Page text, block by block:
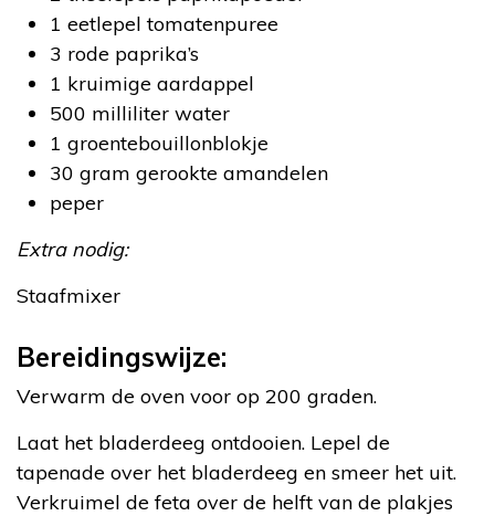
1 eetlepel tomatenpuree
3 rode paprika’s
1 kruimige aardappel
500 milliliter water
1 groentebouillonblokje
30 gram gerookte amandelen
peper
Extra nodig:
Staafmixer
Bereidingswijze:
Verwarm de oven voor op 200 graden.
Laat het bladerdeeg ontdooien. Lepel de
tapenade over het bladerdeeg en smeer het uit.
Verkruimel de feta over de helft van de plakjes